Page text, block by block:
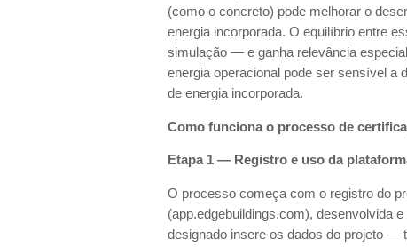
(como o concreto) pode melhorar o
energia incorporada. O equilíbrio entre
simulação — e ganha relevância
energia operacional pode ser sensível a
de energia incorporada.
Como funciona o processo de
Etapa 1 — Registro e uso da
O processo começa com o registro do
(app.edgebuildings.com), desenvolvida
designado insere os dados do projeto —